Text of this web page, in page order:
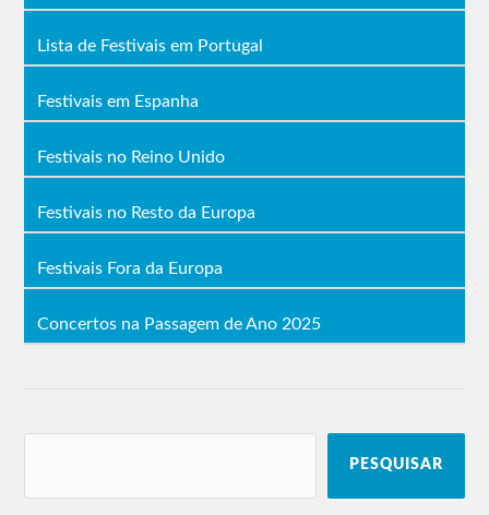
Lista de Festivais em Portugal
Festivais em Espanha
Festivais no Reino Unido
Festivais no Resto da Europa
Festivais Fora da Europa
Concertos na Passagem de Ano 2025
PESQUISAR